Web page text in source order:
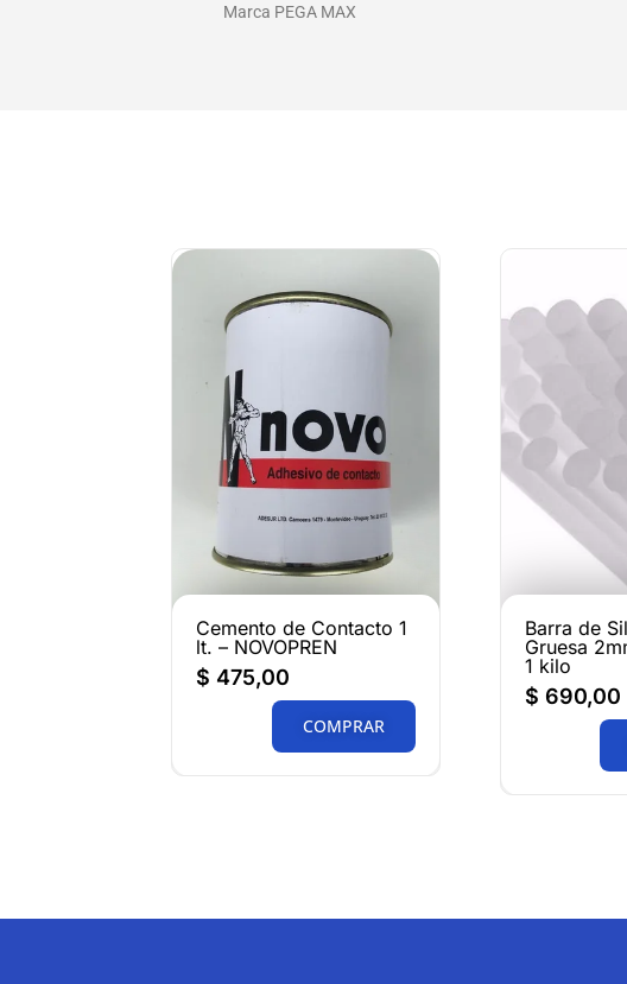
Marca PEGA MAX
Cemento de Contacto 1
lt. – NOVOPREN
$ 475,00
COMPRAR
Barra de
Gruesa
1 kilo
$ 690,00